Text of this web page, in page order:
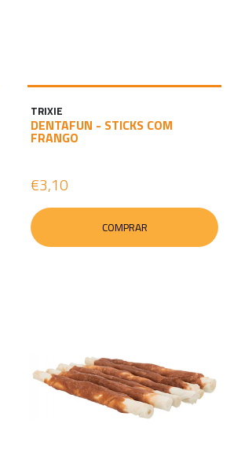
TRIXIE
DENTAFUN - STICKS COM
FRANGO
€3,10
COMPRAR